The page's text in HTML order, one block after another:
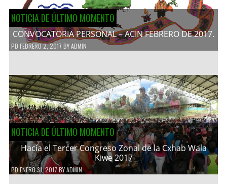
NOTICIA DE ÚLTIMO MOMENTO
CONVOCATORIA PERSONAL – ACIN FEBRERO DE 2017.
PD FEBRERO 2, 2017 BYADMIN
NOTICIA DE ÚLTIMO MOMENTO
Hacía el Tercer Congreso Zonal de la Cxhab Wala
Kiwe 2017
PDENERO 31, 2017 BYADMIN